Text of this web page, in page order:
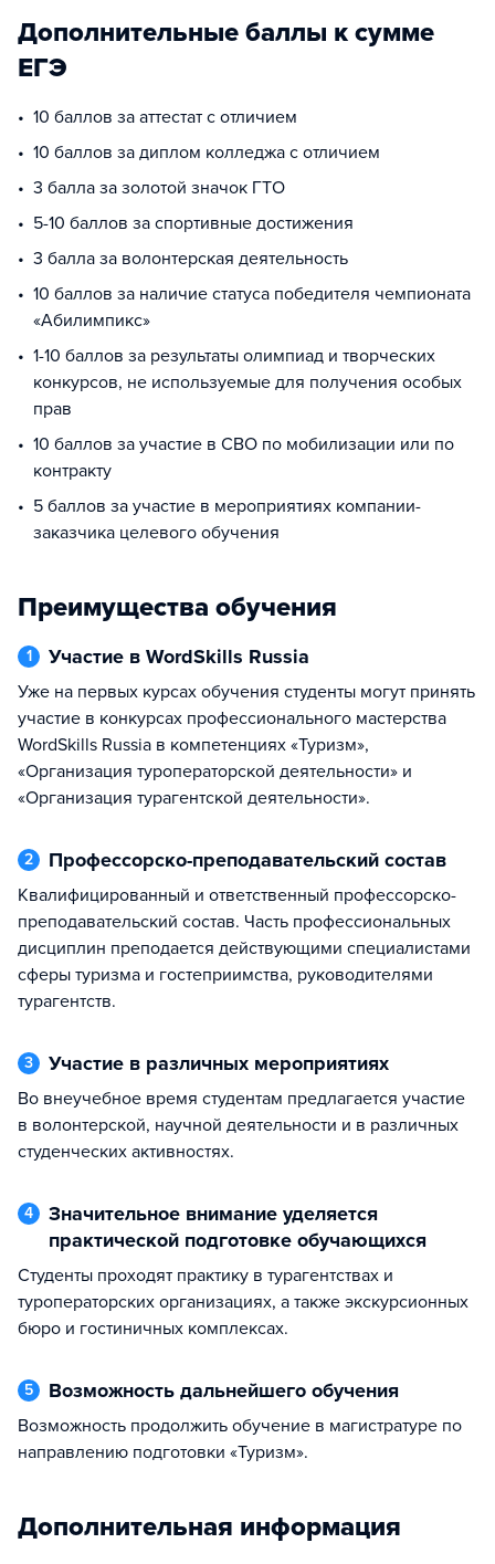
Дополнительные баллы к сумме
ЕГЭ
10 баллов за аттестат с отличием
10 баллов за диплом колледжа с отличием
3 балла за золотой значок ГТО
5-10 баллов за спортивные достижения
3 балла за волонтерская деятельность
10 баллов за наличие статуса победителя чемпионата
«Абилимпикс»
1-10 баллов за результаты олимпиад и творческих
конкурсов, не используемые для получения особых
прав
10 баллов за участие в СВО по мобилизации или по
контракту
5 баллов за участие в мероприятиях компании-
заказчика целевого обучения
Преимущества обучения
1 Участие в WordSkills Russia
Уже на первых курсах обучения студенты могут принять
участие в конкурсах профессионального мастерства
WordSkills Russia в компетенциях «Туризм»,
«Организация туроператорской деятельности» и
«Организация турагентской деятельности».
2 Профессорско-преподавательский состав
Квалифицированный и ответственный профессорско-
преподавательский состав. Часть профессиональных
дисциплин преподается действующими специалистами
сферы туризма и гостеприимства, руководителями
турагентств.
3 Участие в различных мероприятиях
Во внеучебное время студентам предлагается участие
в волонтерской, научной деятельности и в различных
студенческих активностях.
4
Значительное внимание уделяется
практической подготовке обучающихся
Студенты проходят практику в турагентствах и
туроператорских организациях, а также экскурсионных
бюро и гостиничных комплексах.
5 Возможность дальнейшего обучения
Возможность продолжить обучение в магистратуре по
направлению подготовки «Туризм».
Дополнительная информация